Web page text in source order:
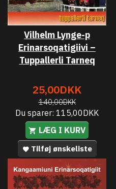
Vilhelm Lynge-p
Erinarsoqatigiivi –
Tuppallerli Tarneq
25,00DKK
140,00DKK
Du sparer: 115,00DKK
LÆG I KURV
Tilføj ønskeliste